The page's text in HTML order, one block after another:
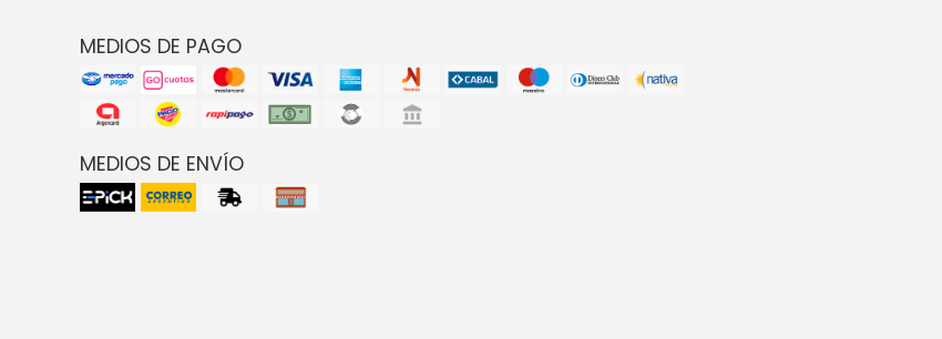
MEDIOS DE PAGO
MEDIOS DE ENVÍO